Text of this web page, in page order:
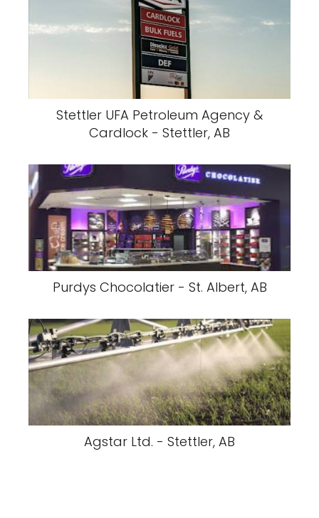
Stettler UFA Petroleum Agency &
Cardlock - Stettler, AB
Purdys Chocolatier - St. Albert, AB
Agstar Ltd. - Stettler, AB